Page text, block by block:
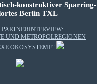
konstruktiver Sparring-
Berlin TXL
UND METROPOLREGIONEN
ÖKOSYSTEME“